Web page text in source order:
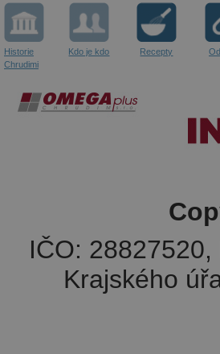
Historie
Chrudimi
Kdo je kdo Recepty
IČO:
Krajského